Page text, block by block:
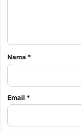
Nama *
Email *